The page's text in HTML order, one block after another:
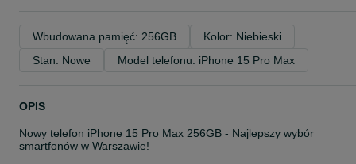
Wbudowana pamięć: 256GB
Kolor: Niebieski
Stan: Nowe
Model telefonu: iPhone 15 Pro Max
OPIS
Nowy telefon iPhone 15 Pro Max 256GB - Najlepszy wybór
smartfonów w Warszawie!